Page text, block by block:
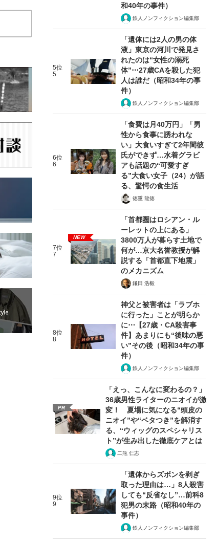
和40年の事件）
鉄人ノンフィクション編集部
5位
5
「遺体には2人の男の体
液」東京の河川で発見さ
れたのは“女性の溺死
体”⋯27歳CAを殺した犯
人は誰だ（昭和34年の事
件）
鉄人ノンフィクション編集部
6位
6
「食費は月40万円」「男
性から食事に誘われな
い」大食いすぎて2年間彼
氏ができず…水着グラビ
アも話題の“可愛すぎ
る”大食い女子（24）が語
る、驚愕の食生活
徳重 龍徳
7位
7
NEW
「首都圏はロシアン・ル
ーレットの上にある」
3800万人が暮らす土地で
何が…京大名誉教授が解
説する「首都直下地震」
のメカニズム
鎌田 浩毅
8位
8
神父と被害者は「ラブホ
に行った」ことが明らか
に⋯【27歳・CA殺害事
件】あまりにも“後味の悪
い”その後（昭和34年の事
件）
鉄人ノンフィクション編集部
PR
「えっ、こんなに変わるの？」
36歳男性ライターのニオイが激
変！ 夏場に気になる“頭皮の
ニオイ”や“ベタつき”を解消す
る、“ウィッグのスペシャリス
ト”が生み出した徹底ケアとは
二瓶 仁志
9位
9
「遺体からズボンを剥ぎ
取った理由は…」8人殺害
しても“反省なし”…前科8
犯男の末路（昭和40年の
事件）
鉄人ノンフィクション編集部